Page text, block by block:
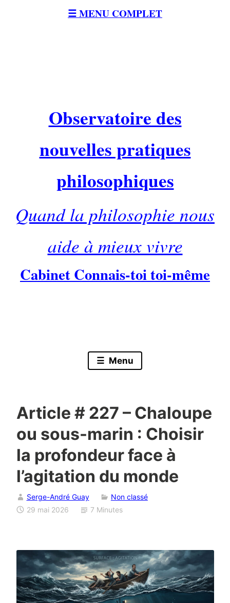
☰ MENU COMPLET
Observatoire des
nouvelles pratiques
philosophiques
Quand la philosophie nous
aide à mieux vivre
Cabinet Connais-toi toi-même
Menu
Article # 227 – Chaloupe
ou sous-marin : Choisir
la profondeur face à
l’agitation du monde
Serge-André Guay
Non classé
29 mai 2026
7 Minutes